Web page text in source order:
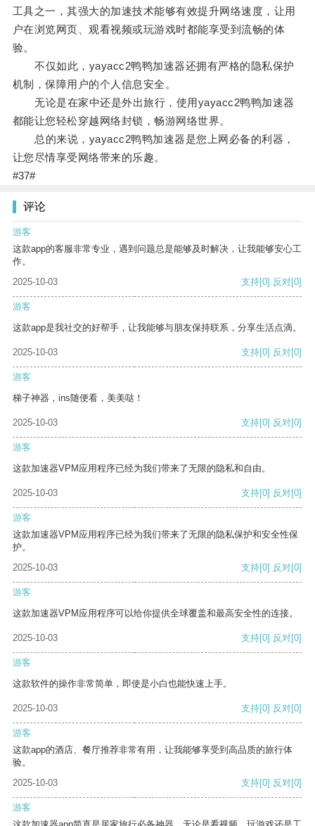
工具之一，其强大的加速技术能够有效提升网络速度，让用
户在浏览网页、观看视频或玩游戏时都能享受到流畅的体
验。
不仅如此，yayacc2鸭鸭加速器还拥有严格的隐私保护
机制，保障用户的个人信息安全。
无论是在家中还是外出旅行，使用yayacc2鸭鸭加速器
都能让您轻松穿越网络封锁，畅游网络世界。
总的来说，yayacc2鸭鸭加速器是您上网必备的利器，
让您尽情享受网络带来的乐趣。
#37#
评论
游客
这款app的客服非常专业，遇到问题总是能够及时解决，让我能够安心工
作。
2025-10-03
支持[0] 反对[0]
游客
这款app是我社交的好帮手，让我能够与朋友保持联系，分享生活点滴。
2025-10-03 支持[0] 反对[0]
游客
梯子神器，ins随便看，美美哒！
2025-10-03 支持[0] 反对[0]
游客
这款加速器VPM应用程序已经为我们带来了无限的隐私和自由。
2025-10-03 支持[0] 反对[0]
游客
这款加速器VPM应用程序已经为我们带来了无限的隐私保护和安全性保
护。
2025-10-03
支持[0] 反对[0]
游客
这款加速器VPM应用程序可以给你提供全球覆盖和最高安全性的连接。
2025-10-03 支持[0] 反对[0]
游客
这款软件的操作非常简单，即使是小白也能快速上手。
2025-10-03 支持[0] 反对[0]
游客
这款app的酒店、餐厅推荐非常有用，让我能够享受到高品质的旅行体
验。
2025-10-03
支持[0] 反对[0]
游客